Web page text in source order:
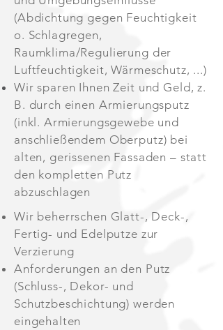
(Abdichtung gegen Feuchtigkeit
o. Schlagregen,
Raumklima/Regulierung der
Luftfeuchtigkeit, Wärmeschutz, ...)
Wir sparen Ihnen Zeit und Geld, z.
B. durch einen Armierungsputz
(inkl. Armierungsgewebe und
anschließendem Oberputz) bei
alten, gerissenen Fassaden – statt
den kompletten Putz
abzuschlagen
Wir beherrschen Glatt-, Deck-,
Fertig- und Edelputze zur
Verzierung
Anforderungen an den Putz
(Schluss-, Dekor- und
Schutzbeschichtung) werden
eingehalten